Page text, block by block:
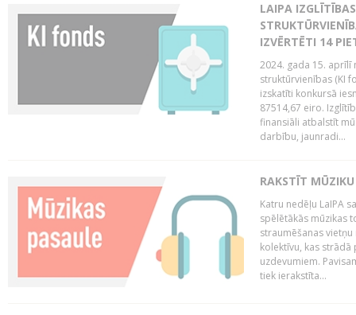
LAIPA
IZVĒRTĒTI 14
2024. gada 15. aprīlī
struktūrvienības (KI
izskatīti konkursā
87514,67 eiro.
finansiāli atbalstīt
darbību, jaunradi...
RAKSTĪT
Katru nedēļu LaIPA
spēlētākās mūzikas
straumēšanas
kolektīvu, kas
uzdevumiem.
tiek ierakstīta...